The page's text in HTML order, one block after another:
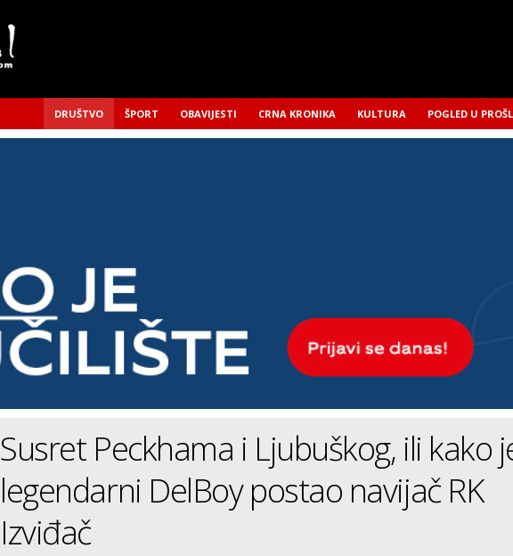
DRUŠTVO ŠPORT OBAVIJESTI CRNA KRONIKA KULTURA POGLED U
Susret Peckhama i Ljubuškog, ili kako
legendarni DelBoy postao navijač RK
Izviđač